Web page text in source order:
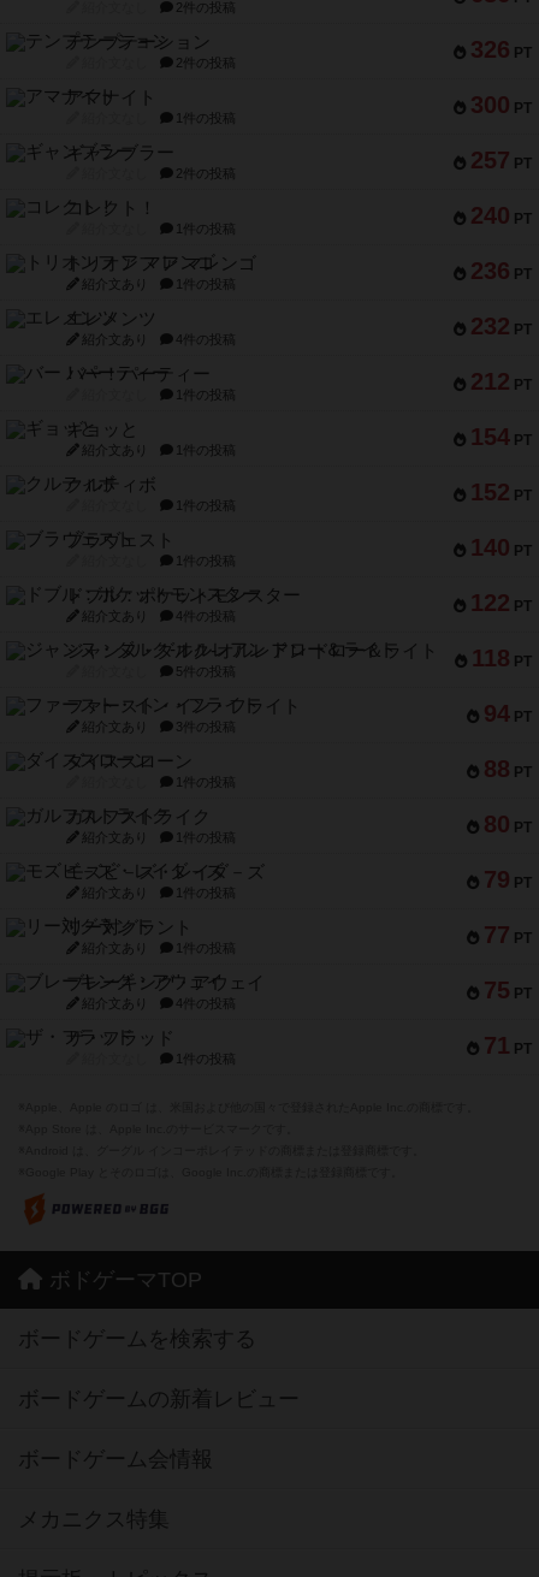
2件の投稿
326 PT
テンプテーション
2件の投稿
300 PT
アマナイト
1件の投稿
257 PT
ギャンブラー
2件の投稿
240 PT
コレクト！
1件の投稿
236 PT
トリオンフ ア マレンゴ
紹介文あり 1件の投稿
232 PT
エレメンツ
紹介文あり 4件の投稿
212 PT
バー！パーティー
1件の投稿
154 PT
ギョッと
紹介文あり 1件の投稿
152 PT
クルティボ
1件の投稿
140 PT
ブラヴェスト
1件の投稿
122 PT
ドブル：ポケットモンスター
紹介文あり 4件の投稿
118 PT
ジャンヌ・ダルク-オルレアン ドロー＆ライト
5件の投稿
94 PT
ファースト・イン・フライト
紹介文あり 3件の投稿
88 PT
ダイススローン
1件の投稿
80 PT
ガルフストライク
紹介文あり 1件の投稿
79 PT
モズビ－ズ・レイダ－ズ
紹介文あり 1件の投稿
77 PT
リー対グラント
紹介文あり 1件の投稿
75 PT
ブレーキング・アウェイ
紹介文あり 4件の投稿
71 PT
ザ・フラッド
1件の投稿
ボドゲーマTOP
ボードゲームを検索する
ボードゲームの新着レビュー
ボードゲーム会情報
メカニクス特集